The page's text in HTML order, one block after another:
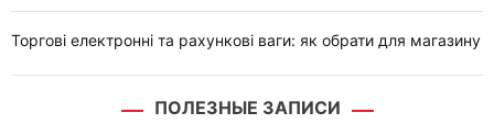
Торгові електронні та рахункові ваги: як обрати для магазину
ПОЛЕЗНЫЕ ЗАПИСИ